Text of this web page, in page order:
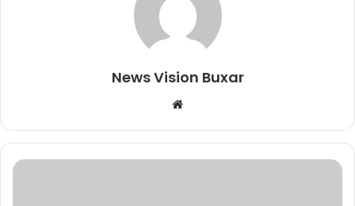
News Vision Buxar
b
s